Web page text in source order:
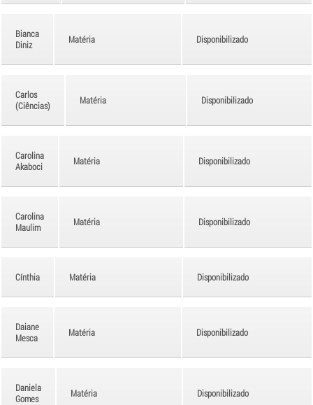
Bianca
Diniz
Matéria Disponibilizado
Carlos
(Ciências)
Matéria Disponibilizado
Carolina
Akaboci
Matéria Disponibilizado
Carolina
Maulim
Matéria Disponibilizado
Cínthia Matéria Disponibilizado
Daiane
Mesca
Matéria Disponibilizado
Daniela
Gomes
Matéria Disponibilizado